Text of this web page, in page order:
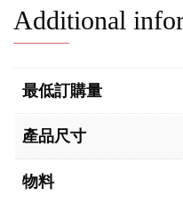
Additional
最低訂購量
產品尺寸
物料